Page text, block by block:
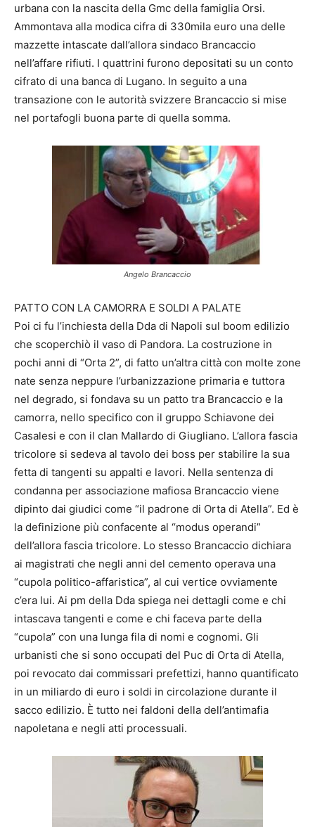
urbana con la nascita della Gmc della famiglia Orsi.
Ammontava alla modica cifra di 330mila euro una delle
mazzette intascate dall’allora sindaco Brancaccio
nell’affare rifiuti. I quattrini furono depositati su un conto
cifrato di una banca di Lugano. In seguito a una
transazione con le autorità svizzere Brancaccio si mise
nel portafogli buona parte di quella somma.
Angelo Brancaccio
PATTO CON LA CAMORRA E SOLDI A PALATE
Poi ci fu l’inchiesta della Dda di Napoli sul boom edilizio
che scoperchiò il vaso di Pandora. La costruzione in
pochi anni di “Orta 2”, di fatto un’altra città con molte zone
nate senza neppure l’urbanizzazione primaria e tuttora
nel degrado, si fondava su un patto tra Brancaccio e la
camorra, nello specifico con il gruppo Schiavone dei
Casalesi e con il clan Mallardo di Giugliano. L’allora fascia
tricolore si sedeva al tavolo dei boss per stabilire la sua
fetta di tangenti su appalti e lavori. Nella sentenza di
condanna per associazione mafiosa Brancaccio viene
dipinto dai giudici come “il padrone di Orta di Atella”. Ed è
la definizione più confacente al “modus operandi”
dell’allora fascia tricolore. Lo stesso Brancaccio dichiara
ai magistrati che negli anni del cemento operava una
“cupola politico-affaristica”, al cui vertice ovviamente
c’era lui. Ai pm della Dda spiega nei dettagli come e chi
intascava tangenti e come e chi faceva parte della
“cupola” con una lunga fila di nomi e cognomi. Gli
urbanisti che si sono occupati del Puc di Orta di Atella,
poi revocato dai commissari prefettizi, hanno quantificato
in un miliardo di euro i soldi in circolazione durante il
sacco edilizio. È tutto nei faldoni della dell’antimafia
napoletana e negli atti processuali.